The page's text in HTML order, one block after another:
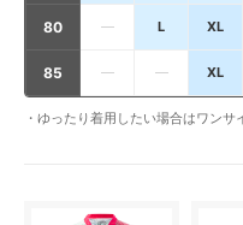
80 — L XL
85 — — XL
・ゆったり着用したい場合はワンサ